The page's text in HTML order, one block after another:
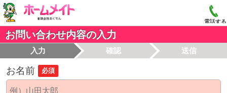
電話する
お問い合わせ内容の入力
入力 確認 送信
お名前 必須